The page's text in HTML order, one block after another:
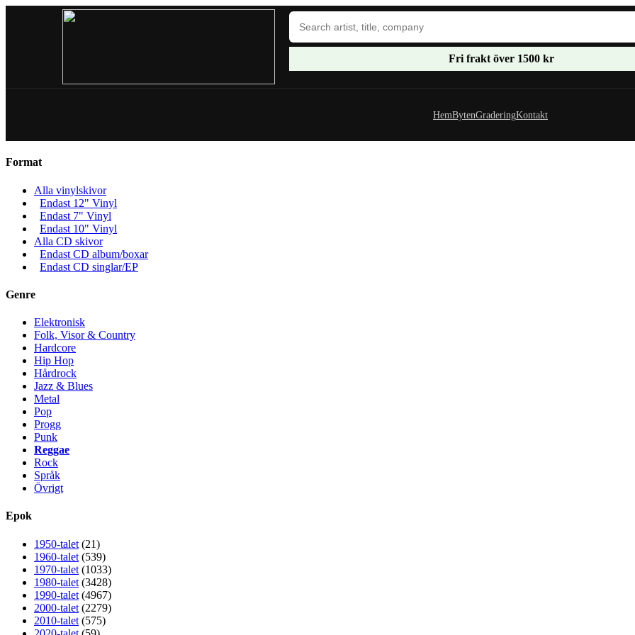
Fri frakt över 1500 kr
HemBytenGraderingKontakt
Format
Alla vinylskivor
Endast 12" Vinyl
Endast 7" Vinyl
Endast 10" Vinyl
Alla CD skivor
Endast CD album/boxar
Endast CD singlar/EP
Genre
Elektronisk
Folk, Visor & Country
Hardcore
Hip Hop
Hårdrock
Jazz & Blues
Metal
Pop
Progg
Punk
Reggae
Rock
Språk
Övrigt
Epok
1950-talet (21)
1960-talet (539)
1970-talet (1033)
1980-talet (3428)
1990-talet (4967)
2000-talet (2279)
2010-talet (575)